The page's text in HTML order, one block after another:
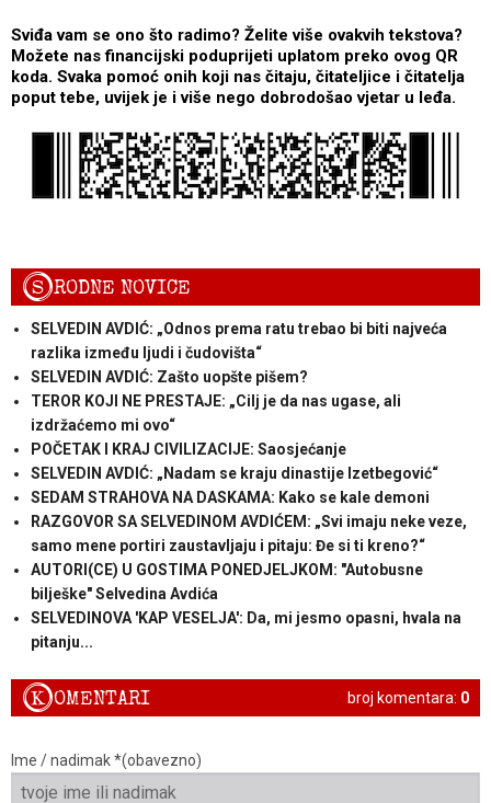
Sviđa vam se ono što radimo? Želite više ovakvih tekstova?
Možete nas financijski poduprijeti uplatom preko ovog QR
koda. Svaka pomoć onih koji nas čitaju, čitateljice i čitatelja
poput tebe, uvijek je i više nego dobrodošao vjetar u leđa.
SRODNE NOVICE
SELVEDIN AVDIĆ: „Odnos prema ratu trebao bi biti najveća
razlika između ljudi i čudovišta“
SELVEDIN AVDIĆ: Zašto uopšte pišem?
TEROR KOJI NE PRESTAJE: „Cilj je da nas ugase, ali
izdržaćemo mi ovo“
POČETAK I KRAJ CIVILIZACIJE: Saosjećanje
SELVEDIN AVDIĆ: „Nadam se kraju dinastije Izetbegović“
SEDAM STRAHOVA NA DASKAMA: Kako se kale demoni
RAZGOVOR SA SELVEDINOM AVDIĆEM: „Svi imaju neke veze,
samo mene portiri zaustavljaju i pitaju: Đe si ti kreno?“
AUTORI(CE) U GOSTIMA PONEDJELJKOM: "Autobusne
bilješke" Selvedina Avdića
SELVEDINOVA 'KAP VESELJA': Da, mi jesmo opasni, hvala na
pitanju...
broj komentara: 0
KOMENTARI
Ime / nadimak *(obavezno)